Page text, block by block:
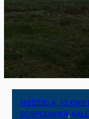
NIEDZIELA, 12
GOSPODARKA,